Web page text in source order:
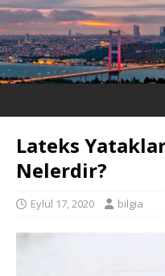
Lateks
Nelerdir?
Eylül 17, 2020 bilgia